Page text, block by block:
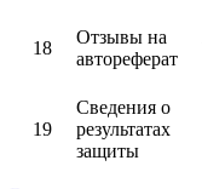
18
Отзывы на
автореферат
19
Сведения о
результатах
защиты